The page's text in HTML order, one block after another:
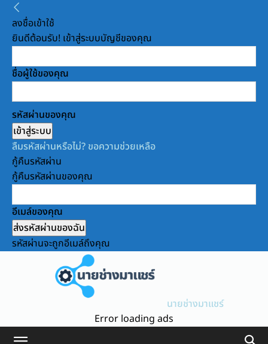
ลงชื่อเข้าใช้
ยินดีต้อนรับ! เข้าสู่ระบบบัญชีของคุณ
ชื่อผู้ใช้ของคุณ
รหัสผ่านของคุณ
ลืมรหัสผ่านหรือไม่? ขอความช่วยเหลือ
กู้คืนรหัสผ่าน
กู้คืนรหัสผ่านของคุณ
อีเมล์ของคุณ
รหัสผ่านจะถูกอีเมล์ถึงคุณ
นายช่างมาแชร์
Error loading ads